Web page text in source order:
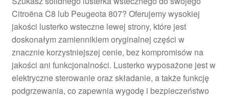
Citroëna C8 lub Peugeota 807? Oferujemy wysokiej
jakości lusterko wsteczne lewej strony, które jest
doskonałym zamiennikiem oryginalnej części w
znacznie korzystniejszej cenie, bez kompromisów na
jakości ani funkcjonalności. Lusterko wyposażone jest w
elektryczne sterowanie oraz składanie, a także funkcję
podgrzewania, co zapewnia wygodę i bezpieczeństwo